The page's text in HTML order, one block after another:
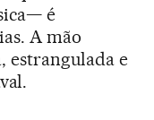
é
A mão
estrangulada e